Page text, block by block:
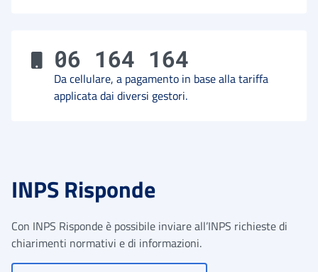
06 164 164
Da cellulare, a pagamento in base alla tariffa
applicata dai diversi gestori.
INPS Risponde
Con INPS Risponde è possibile inviare all’INPS richieste di
chiarimenti normativi e di informazioni.